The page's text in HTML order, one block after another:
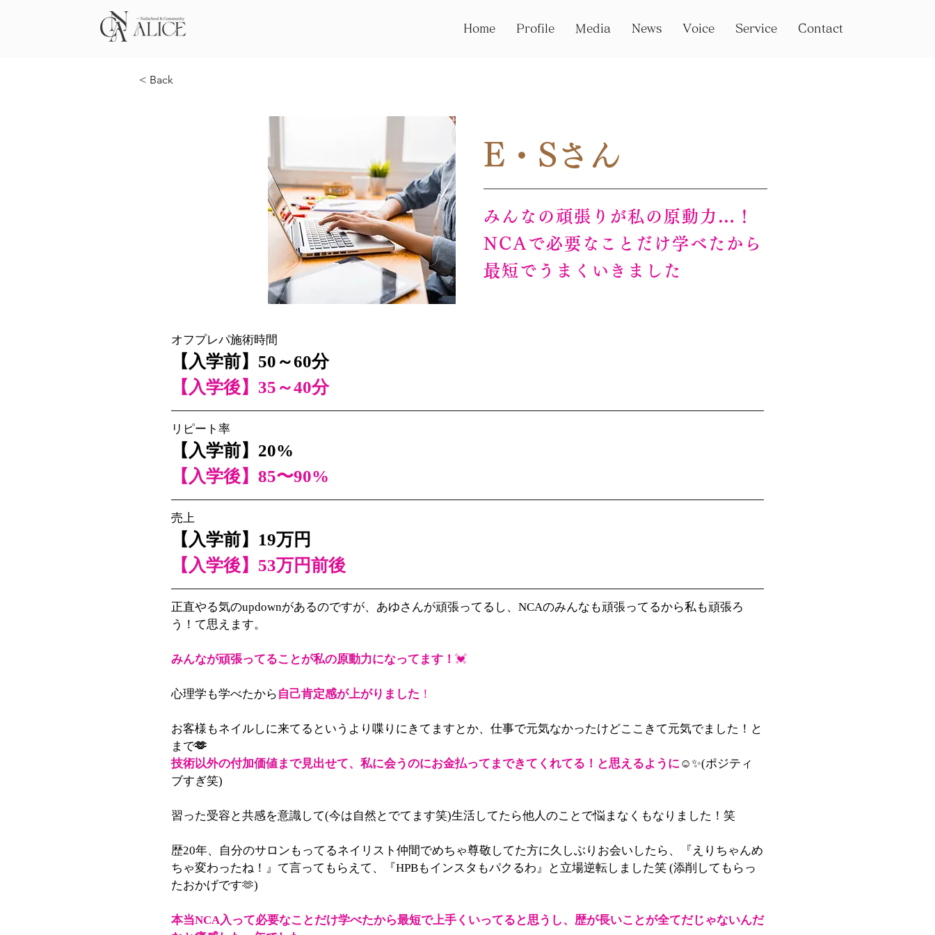
Home Profile Media News Voice Service Contact
< Back
E・Sさん
みんなの頑張りが私の原動力…！
NCAで必要なことだけ学べたから
最短でうまくいきました
オフプレパ施術時間
【入学前】50～60分
【入学後】35～40分
リピート率
【入学前】20%
【入学後】 85〜90%
売上
【入学前】19万円
【入学後】 53万円前後
正直やる気のupdownがあるのですが、あゆさんが頑張ってるし、NCAのみんなも頑張ってるから私も頑張ろ
う！て思えます。
みんなが頑張ってることが私の原動力になってます！ 💓
心理学も学べたから 自己肯定感が上がりました ！
お客様もネイルしに来てるというより喋りにきてますとか、仕事で元気なかったけどここきて元気でました！と
まで🫶
技術以外の付加価値まで見出せて、私に会うのにお金払ってまできてくれてる！と思えるように ☺️✨(ポジティ
ブすぎ笑)
習った受容と共感を意識して(今は自然とでてます笑)生活してたら他人のことで悩まなくもなりました！笑
歴20年、自分のサロンもってるネイリスト仲間でめちゃ尊敬してた方に久しぶりお会いしたら、『えりちゃんめ
ちゃ変わったね！』て言ってもらえて、『HPBもインスタもパクるわ』と立場逆転しました笑 (添削してもらっ
たおかげです🫶)
本当NCA入って必要なことだけ学べたから最短で上手くいってると思うし、歴が長いことが全てだじゃないんだ